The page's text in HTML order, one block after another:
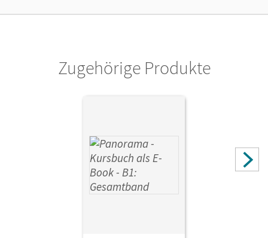
Nelli; Anielski, Maren
Zugehörige Produkte